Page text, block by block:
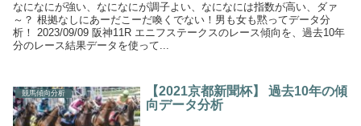
なになにが強い、なになにが調子よい、なになには指数が高い、ダァ
～？ 根拠なしにあーだこーだ喚くでない！男も女も黙ってデータ分
析！ 2023/09/09 阪神11R エニフステークスのレース傾向を、過去10年
分のレース結果データを使って...
競馬傾向分析
【2021京都新聞杯】 過去10年の傾
向データ分析